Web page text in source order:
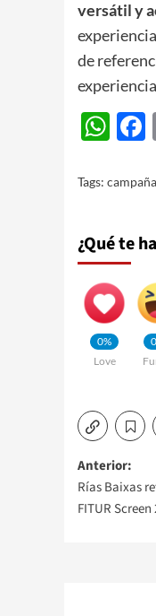
versátil y
de
Tags:
¿Qué te
0%
Love
de
Anterior:
Rías Baixas
FITUR Screen